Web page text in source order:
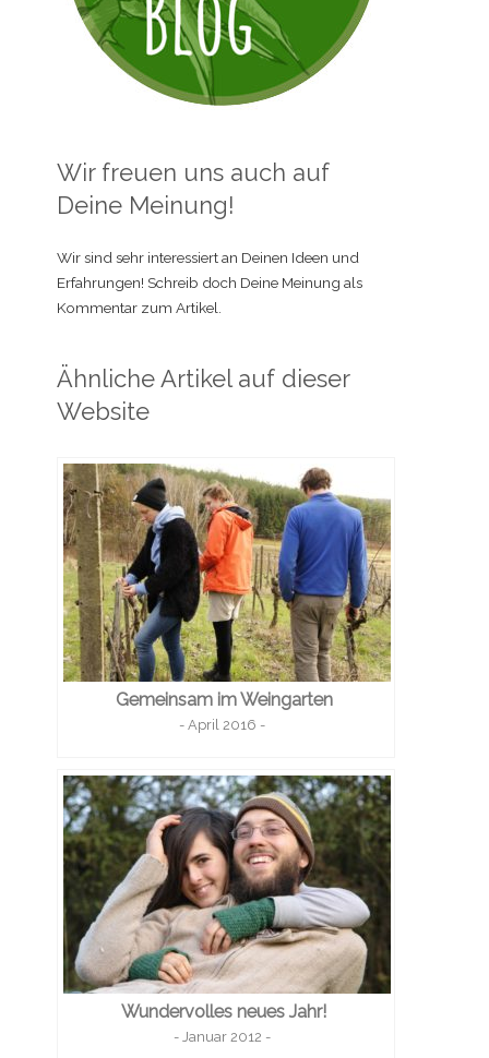
Wir freuen uns auch auf
Deine Meinung!
Wir sind sehr interessiert an Deinen Ideen und
Erfahrungen! Schreib doch Deine Meinung als
Kommentar zum Artikel.
Ähnliche Artikel auf dieser
Website
Gemeinsam im Weingarten
- April 2016 -
Wundervolles neues Jahr!
- Januar 2012 -